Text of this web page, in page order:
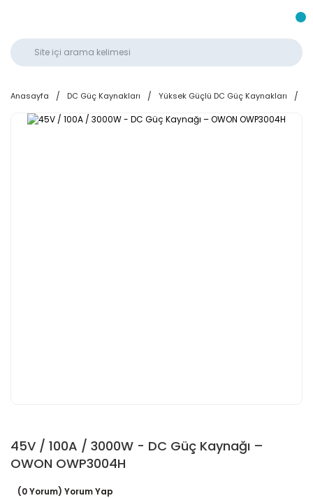
Anasayfa DC Güç Kaynakları Yüksek Güçlü DC Güç Kaynakları
45V / 100A / 3000W - DC Güç Kaynağı –
OWON OWP3004H
(0 Yorum) Yorum Yap